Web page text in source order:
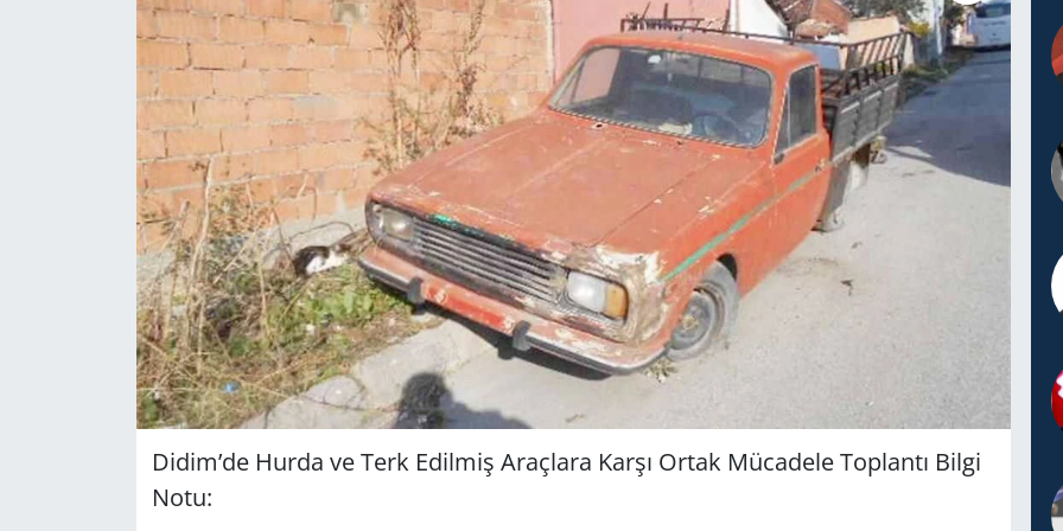
Didim’de Hurda ve Terk Edil­miş Araç­la­ra Karşı Ortak Mü­ca­de­le Top­lan­tı Bilgi
Notu:
GÜNDEM
HABERDE İNSAN
KÜLTÜR SANAT
MAGAZİN
POLİTİKA
RESMİ İLANLAR
SAĞLIK